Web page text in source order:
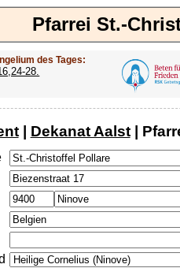
Pfarrei St.-
des Tages:
28.
| Dekanat Aalst|